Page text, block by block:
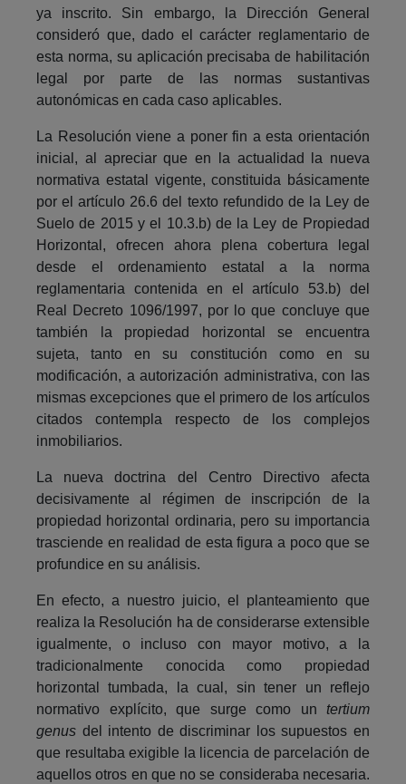
ya inscrito. Sin embargo, la Dirección General
consideró que, dado el carácter reglamentario de
esta norma, su aplicación precisaba de habilitación
legal por parte de las normas sustantivas
autonómicas en cada caso aplicables.
La Resolución viene a poner fin a esta orientación
inicial, al apreciar que en la actualidad la nueva
normativa estatal vigente, constituida básicamente
por el artículo 26.6 del texto refundido de la Ley de
Suelo de 2015 y el 10.3.b) de la Ley de Propiedad
Horizontal, ofrecen ahora plena cobertura legal
desde el ordenamiento estatal a la norma
reglamentaria contenida en el artículo 53.b) del
Real Decreto 1096/1997, por lo que concluye que
también la propiedad horizontal se encuentra
sujeta, tanto en su constitución como en su
modificación, a autorización administrativa, con las
mismas excepciones que el primero de los artículos
citados contempla respecto de los complejos
inmobiliarios.
La nueva doctrina del Centro Directivo afecta
decisivamente al régimen de inscripción de la
propiedad horizontal ordinaria, pero su importancia
trasciende en realidad de esta figura a poco que se
profundice en su análisis.
En efecto, a nuestro juicio, el planteamiento que
realiza la Resolución ha de considerarse extensible
igualmente, o incluso con mayor motivo, a la
tradicionalmente conocida como propiedad
horizontal tumbada, la cual, sin tener un reflejo
normativo explícito, que surge como un tertium
genus del intento de discriminar los supuestos en
que resultaba exigible la licencia de parcelación de
aquellos otros en que no se consideraba necesaria.